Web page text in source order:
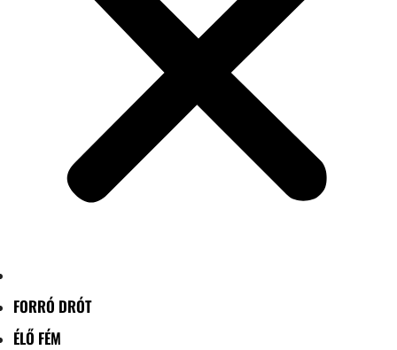
FORRÓ DRÓT
ÉLŐ FÉM